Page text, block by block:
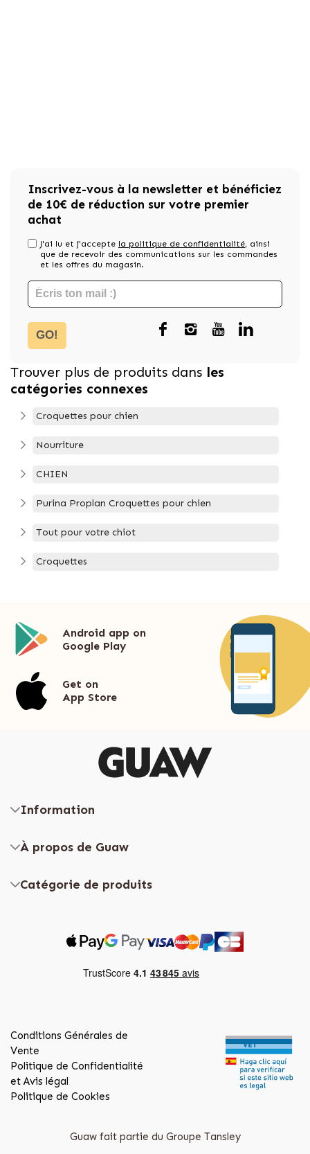
Inscrivez-vous à la newsletter et bénéficiez
de 10€ de réduction sur votre premier
achat
J'ai lu et j'accepte la politique de confidentialité, ainsi
que de recevoir des communications sur les commandes
et les offres du magasin.
GO!
Trouver plus de produits dans les
catégories connexes
Croquettes pour chien
Nourriture
CHIEN
Purina Proplan Croquettes pour chien
Tout pour votre chiot
Croquettes
Android app on
Google Play
Get on
App Store
Information
À propos de Guaw
Catégorie de produits
Conditions Générales de
Vente
Politique de Confidentialité
et Avis légal
Politique de Cookies
Guaw fait partie du Groupe Tansley